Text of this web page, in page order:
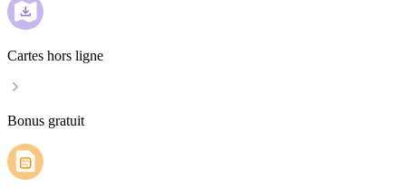
Cartes hors ligne
Bonus gratuit